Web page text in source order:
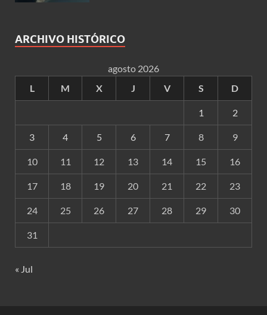
ARCHIVO HISTÓRICO
agosto 2026
L
M X J V S D
1 2
3 4 5 6 7 8 9
10 11 12 13 14 15 16
17 18 19 20 21 22 23
24 25 26 27 28 29 30
31
« Jul